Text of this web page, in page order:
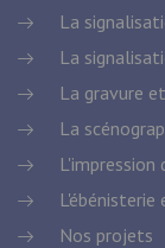
La
La
La gravure
La
Nos projets